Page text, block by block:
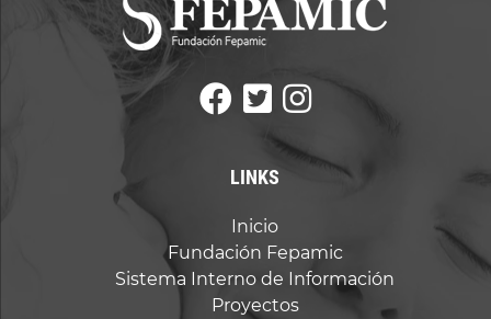
LINKS
Inicio
Fundación Fepamic
Sistema Interno de Información
Proyectos